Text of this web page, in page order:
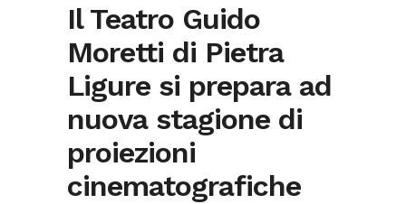
Il Teatro Guido
Moretti di Pietra
Ligure si prepara ad
nuova stagione di
proiezioni
cinematografiche